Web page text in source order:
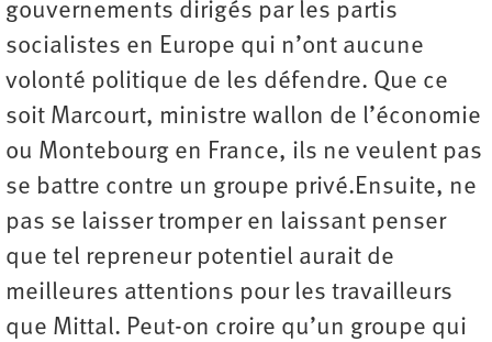
gouvernements dirigés par les partis
socialistes en Europe qui n’ont aucune
volonté politique de les défendre. Que ce
soit Marcourt, ministre wallon de l’économie
ou Montebourg en France, ils ne veulent pas
se battre contre un groupe privé.Ensuite, ne
pas se laisser tromper en laissant penser
que tel repreneur potentiel aurait de
meilleures attentions pour les travailleurs
que Mittal. Peut-on croire qu’un groupe qui